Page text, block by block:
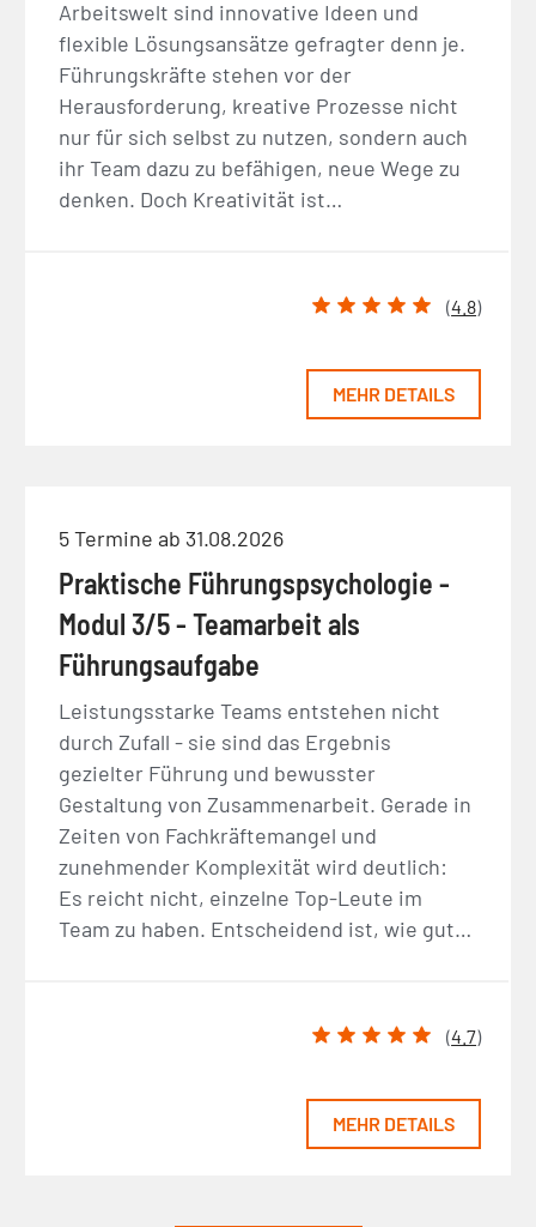
Arbeitswelt sind innovative Ideen und
flexible Lösungsansätze gefragter denn je.
Führungskräfte stehen vor der
Herausforderung, kreative Prozesse nicht
nur für sich selbst zu nutzen, sondern auch
ihr Team dazu zu befähigen, neue Wege zu
denken. Doch Kreativität ist…
(4.8)
MEHR DETAILS
5 Termine ab 31.08.2026
Praktische Führungspsychologie -
Modul 3/5 - Teamarbeit als
Führungsaufgabe
Leistungsstarke Teams entstehen nicht
durch Zufall - sie sind das Ergebnis
gezielter Führung und bewusster
Gestaltung von Zusammenarbeit. Gerade in
Zeiten von Fachkräftemangel und
zunehmender Komplexität wird deutlich:
Es reicht nicht, einzelne Top-Leute im
Team zu haben. Entscheidend ist, wie gut…
(4.7)
MEHR DETAILS